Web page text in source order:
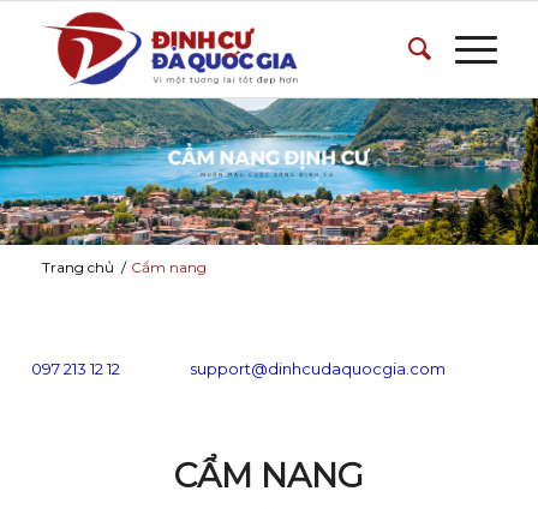
Trang chủ / Cẩm nang
097 213 12 12 support@dinhcudaquocgia.com
CẨM NANG